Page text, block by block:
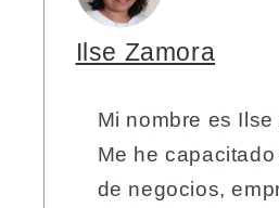
Ilse Zamora
Mi nombre es Ilse
Me he
de negocios,